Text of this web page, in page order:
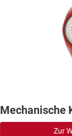
Mechanische
Zur